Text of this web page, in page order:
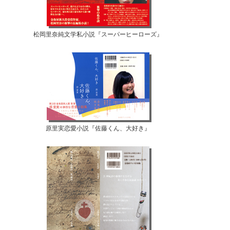
松岡里奈純文学私小説『スーパーヒーローズ』
原里実恋愛小説『佐藤くん、大好き』